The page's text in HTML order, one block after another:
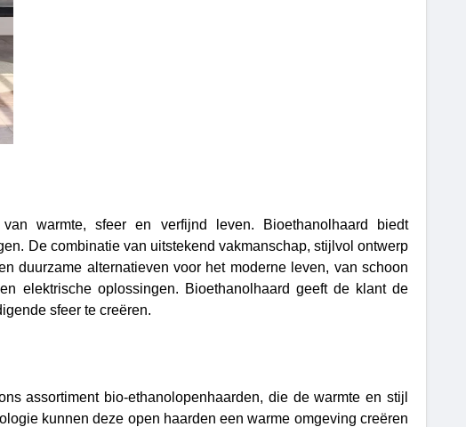
warmte, sfeer en verfijnd leven. Bioethanolhaard biedt
De combinatie van uitstekend vakmanschap, stijlvol ontwerp
duurzame alternatieven voor het moderne leven, van schoon
elektrische oplossingen. Bioethanolhaard geeft de klant de
sfeer te creëren.
assortiment bio-ethanolopenhaarden, die de warmte en stijl
kunnen deze open haarden een warme omgeving creëren